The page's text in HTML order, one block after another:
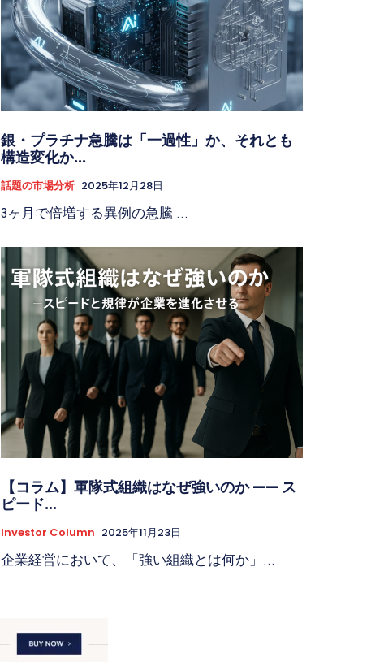
銀・プラチナ急騰は「一過性」か、それとも
構造変化か...
話題の市場分析 2025年12月28日
3ヶ月で倍増する異例の急騰 ...
【コラム】軍隊式組織はなぜ強いのか —— ス
ピード...
Investor Column 2025年11月23日
企業経営において、「強い組織とは何か」...